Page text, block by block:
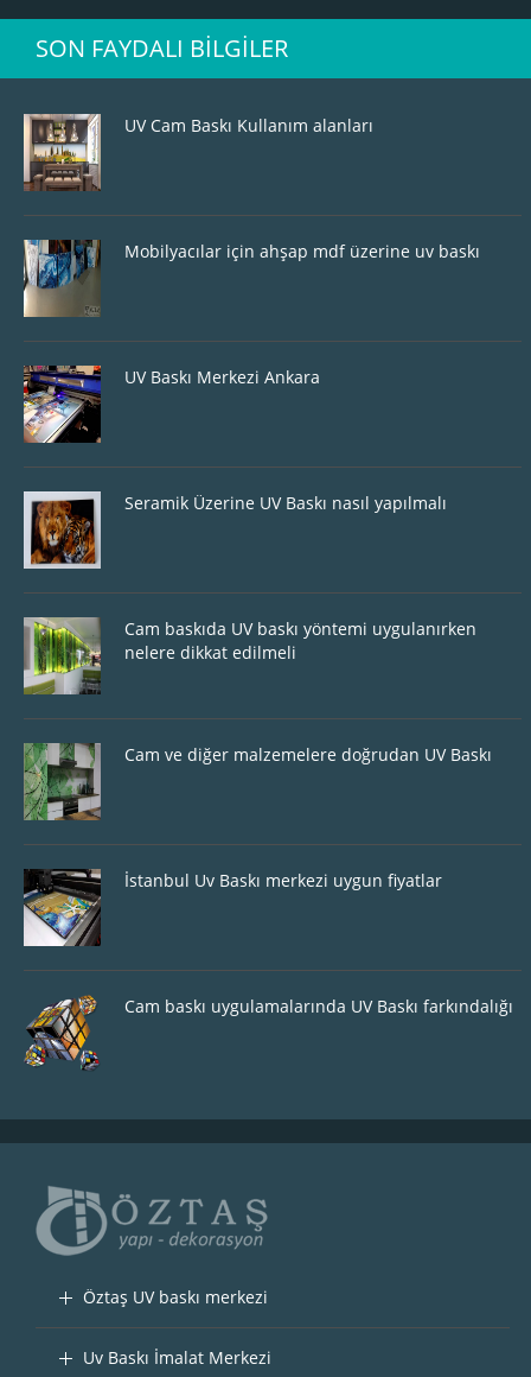
SON FAYDALI BILGILER
UV Cam Baskı Kullanım alanları
Mobilyacılar için ahşap mdf üzerine uv baskı
UV Baskı Merkezi Ankara
Seramik Üzerine UV Baskı nasıl yapılmalı
Cam baskıda UV baskı yöntemi uygulanırken
nelere dikkat edilmeli
Cam ve diğer malzemelere doğrudan UV Baskı
İstanbul Uv Baskı merkezi uygun fiyatlar
Cam baskı uygulamalarında UV Baskı farkındalığı
Öztaş UV baskı merkezi
Uv Baskı İmalat Merkezi